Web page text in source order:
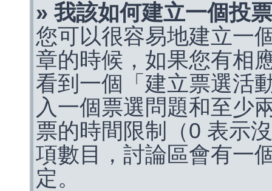
» 我該如何建立一個投
您可以很容易地建立一
章的時候，如果您有相
看到一個「建立票選活
入一個票選問題和至少
票的時間限制（0 表示
項數目，討論區會有一
定。